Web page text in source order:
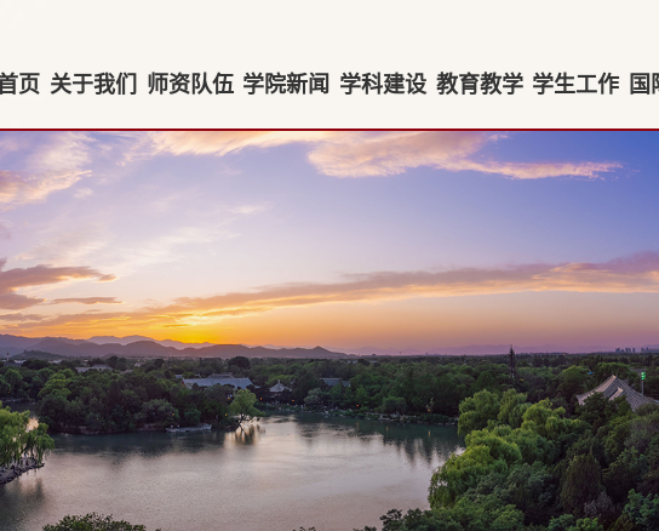
页 关于我们 师资队伍 学院新闻 学科建设 教育教学 学生工作 国